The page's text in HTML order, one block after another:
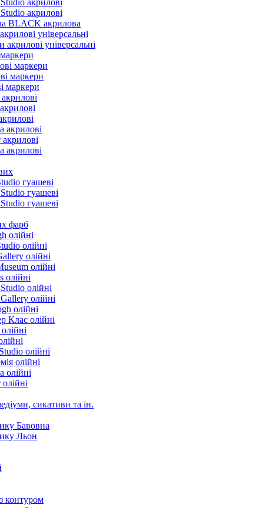
акрилові
акрилові
BLACK акрилова
універсальні
акрилові універсальні
маркери
маркери
маркери
акрилові
акрилові
гуашеві
гуашеві
гуашеві
фарб
олійні
олійні
олійні
олійні
олійні
олійні
олійні
олійні
Клас олійні
олійні
олійні
олійні
сикативи та ін.
Бавовна
Льон
контуром